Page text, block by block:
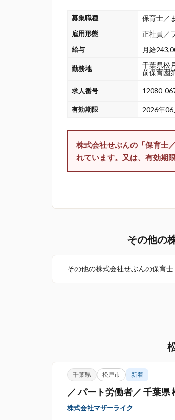
募集職種 保育士／
雇用形態 正社員／
給与 月給
勤務地
千葉県松
前保育園
求人番号 12080-
有効期限 2026年06
株式会社せぶんの「保育士
れています。又は、有効期
その他の
その他の株式会社せぶんの保育
千葉県 松戸市 新着
／ パート労働者／ 千葉県
株式会社マザーライク